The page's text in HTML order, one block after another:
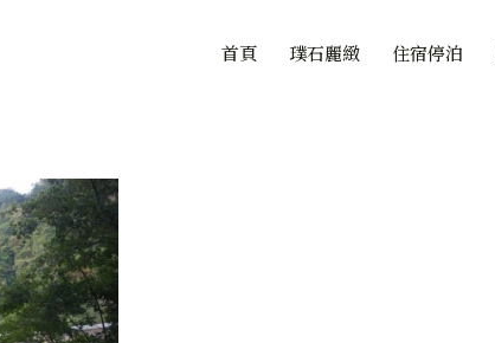
首頁 璞石麗緻 住宿停泊